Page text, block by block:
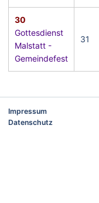
30
Gottesdienst
Malstatt -
Gemeindefest
31
Impressum
Datenschutz